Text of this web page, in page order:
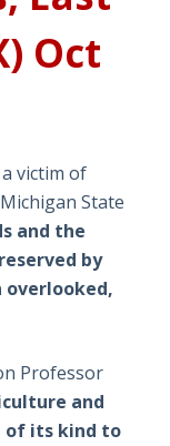
Oct
victim of
State
and the
by
Professor
and
its kind to